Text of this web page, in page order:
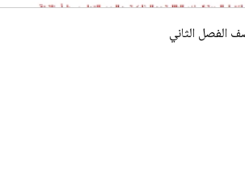
الفصل الثاني